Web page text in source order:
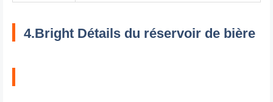
4.Bright Détails du réservoir de bière